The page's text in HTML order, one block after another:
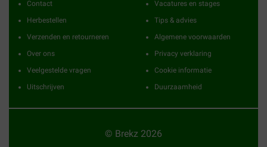
Contact
Herbestellen
Verzenden en retourneren
Over ons
Veelgestelde vragen
Uitschrijven
Vacatures en stages
Tips & advies
Algemene voorwaarden
Privacy verklaring
Cookie informatie
Duurzaamheid
© Brekz 2026